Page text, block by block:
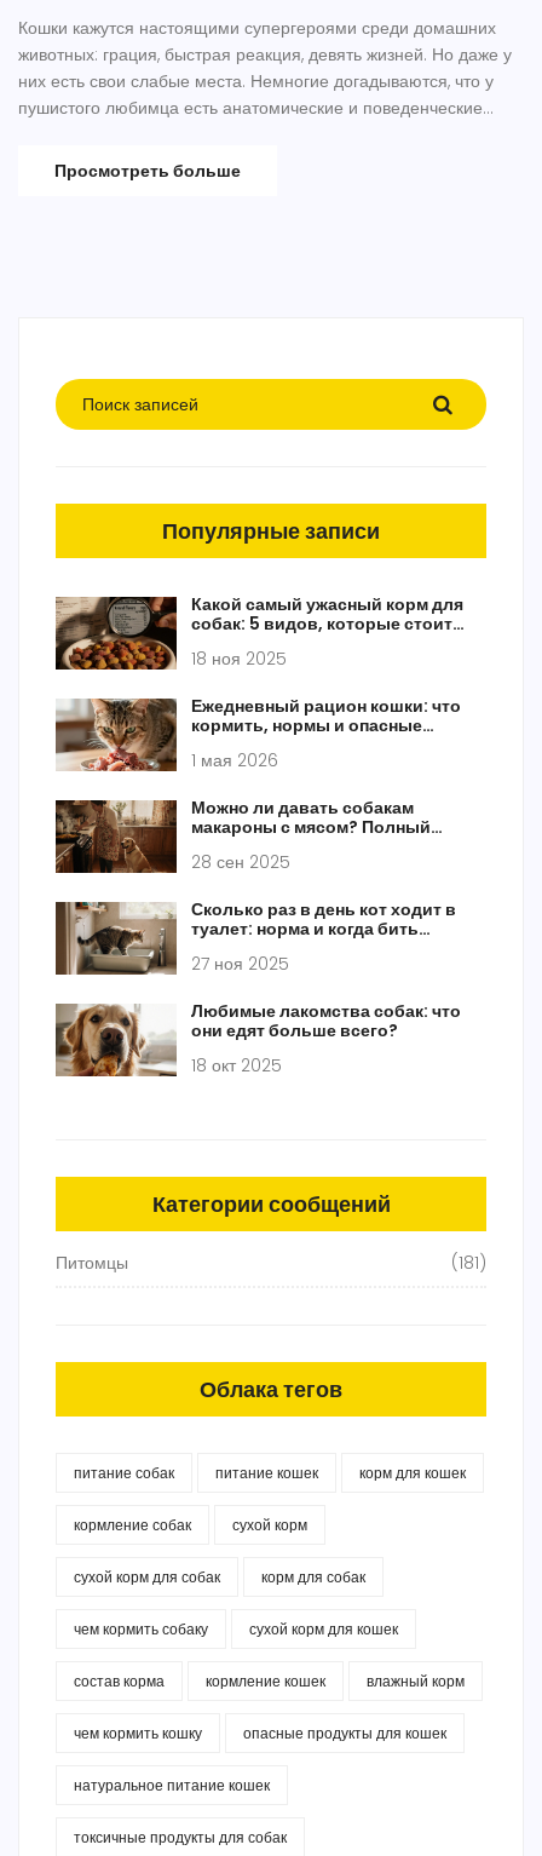
Кошки кажутся настоящими супергероями среди домашних
животных: грация, быстрая реакция, девять жизней. Но даже у
них есть свои слабые места. Немногие догадываются, что у
пушистого любимца есть анатомические и поведенческие
действительно уязвима, как это проявляется в быту и что надо
знать, чтобы ваш мурлыка чувствовал себя всегда отлично.
Просмотреть больше
Популярные записи
Какой самый ужасный корм для
собак: 5 видов, которые стоит
18 ноя 2025
Ежедневный рацион кошки: что
кормить, нормы и опасные
1 мая 2026
Можно ли давать собакам
макароны с мясом? Полный
28 сен 2025
Сколько раз в день кот ходит в
туалет: норма и когда бить
27 ноя 2025
Любимые лакомства собак: что
они едят больше всего?
18 окт 2025
Категории сообщений
Питомцы (181)
Облака тегов
питание собак питание кошек корм для кошек
кормление собак сухой корм
сухой корм для собак корм для собак
чем кормить собаку сухой корм для кошек
состав корма кормление кошек влажный корм
чем кормить кошку опасные продукты для кошек
натуральное питание кошек
токсичные продукты для собак